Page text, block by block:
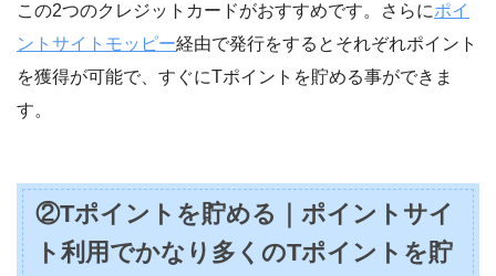
この2つのクレジットカードがおすすめです。さらにポイ
ントサイトモッピー経由で発行をするとそれぞれポイント
を獲得が可能で、すぐにTポイントを貯める事ができま
す。
②Tポイントを貯める｜ポイントサイ
ト利用でかなり多くのTポイントを貯